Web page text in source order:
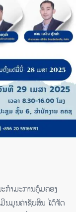
ກໍາມະການຄຸ້ມຄອງ
ມູນຄ່າຊັບສິນ ໄດ້ຈັດ